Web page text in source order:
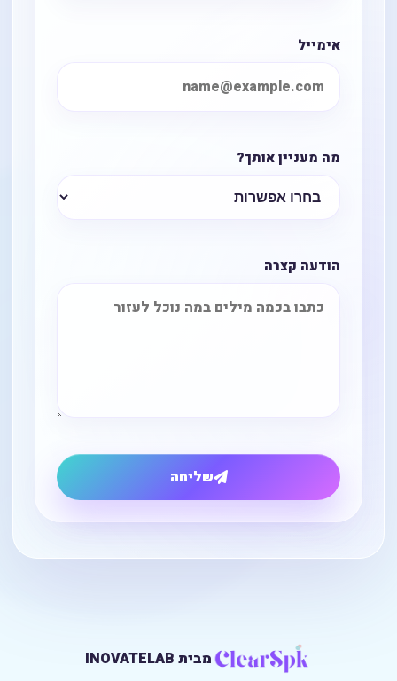
אימייל
מה מעניין אותך?
הודעה קצרה
שליחה
מבית INOVATELAB